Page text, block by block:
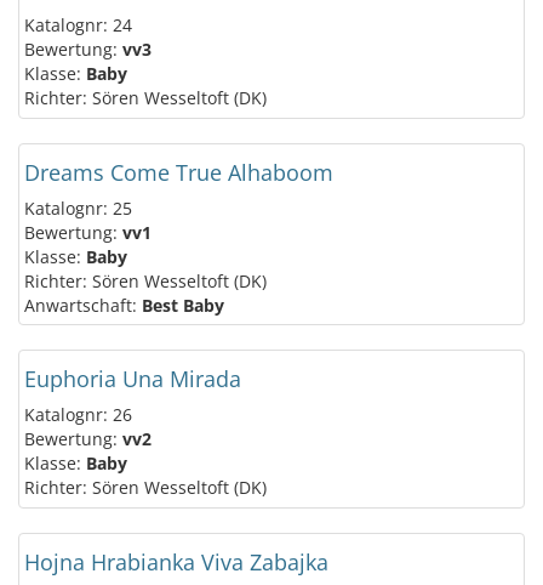
Katalognr: 24
Bewertung: vv3
Klasse: Baby
Richter: Sören Wesseltoft (DK)
Dreams Come True Alhaboom
Katalognr: 25
Bewertung: vv1
Klasse: Baby
Richter: Sören Wesseltoft (DK)
Anwartschaft: Best Baby
Euphoria Una Mirada
Katalognr: 26
Bewertung: vv2
Klasse: Baby
Richter: Sören Wesseltoft (DK)
Hojna Hrabianka Viva Zabajka